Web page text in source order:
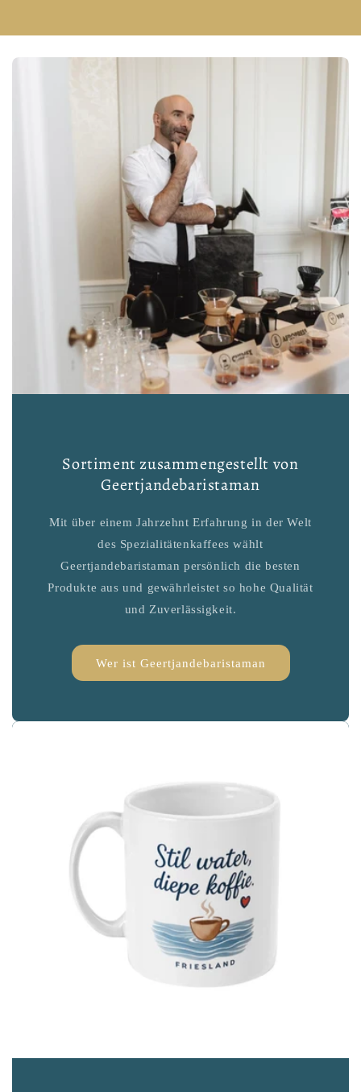
Sortiment zusammengestellt von
Geertjandebaristaman
Mit über einem Jahrzehnt Erfahrung in der Welt
des Spezialitätenkaffees wählt
Geertjandebaristaman persönlich die besten
Produkte aus und gewährleistet so hohe Qualität
und Zuverlässigkeit.
Wer ist Geertjandebaristaman